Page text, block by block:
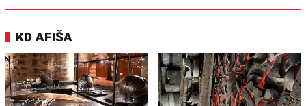
KD AFIŠA